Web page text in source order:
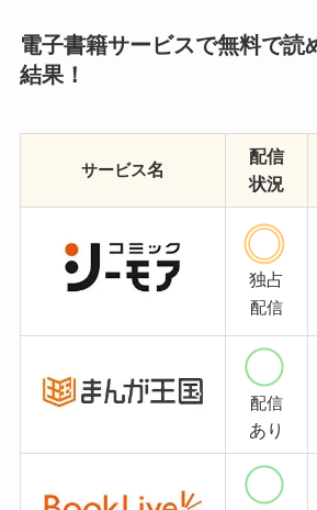
電子書籍サービスで無料で読
結果！
サービス名
配信
状況
独占
配信
配信
あり